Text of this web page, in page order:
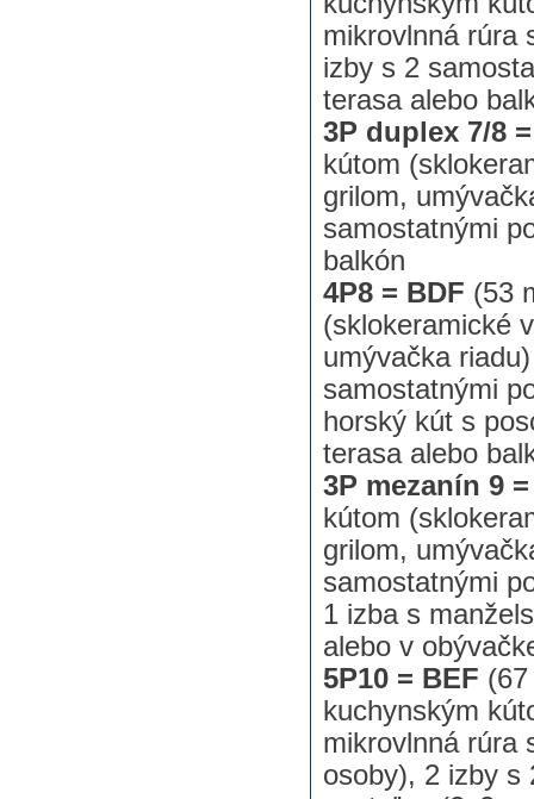
mikrovlnná rúra
izby s 2
terasa alebo
3P duplex 7/8
kútom
grilom,
samostatnými
balkón
4P8 = BDF (53
(sklokeramické
umývačka
samostatnými
horský kút s
terasa alebo
3P mezanín 9
kútom
grilom,
samostatnými
1 izba s
alebo v
5P10 = BEF
kuchynským
mikrovlnná rúra
osoby), 2 izby s